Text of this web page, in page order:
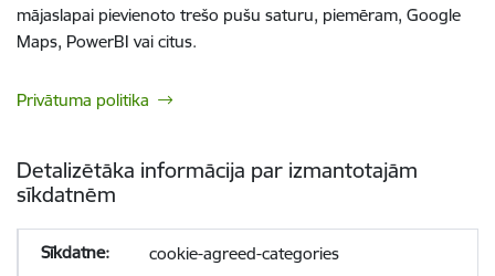
mājaslapai pievienoto trešo pušu saturu, piemēram, Google
Maps, PowerBI vai citus.
Privātuma politika
Detalizētāka informācija par izmantotajām
sīkdatnēm
cookie-agreed-categories